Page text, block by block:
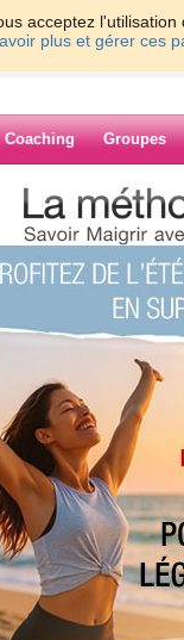
acceptez
plus et gérer ces
Coaching Groupes
> > Je
‹ Préc. Suiv. › »